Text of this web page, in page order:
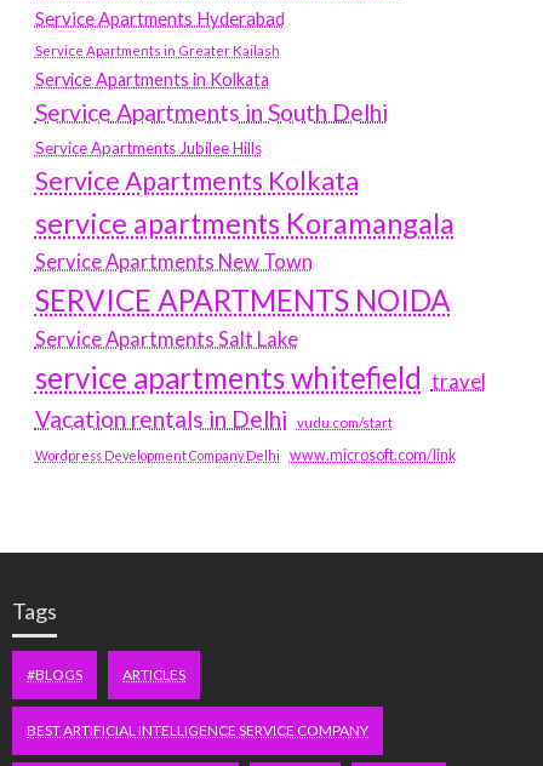
Service Apartments Hyderabad
Service Apartments in Greater Kailash
Service Apartments in Kolkata
Service Apartments in South Delhi
Service Apartments Jubilee Hills
Service Apartments Kolkata
service apartments Koramangala
Service Apartments New Town
SERVICE APARTMENTS NOIDA
Service Apartments Salt Lake
service apartments whitefield travel
Vacation rentals in Delhi vudu.com/start
Wordpress Development Company Delhi www.microsoft.com/link
Tags
#BLOGS ARTICLES
BEST ARTIFICIAL INTELLIGENCE SERVICE COMPANY